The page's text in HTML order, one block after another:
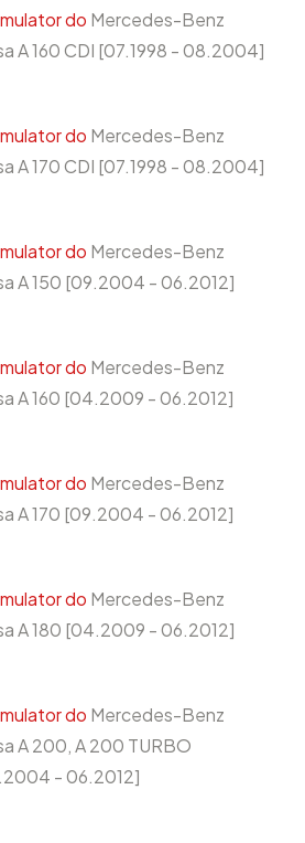
do Mercedes-Benz
A 160 CDI [07.1998 - 08.2004]
do Mercedes-Benz
A 170 CDI [07.1998 - 08.2004]
do Mercedes-Benz
A 150 [09.2004 - 06.2012]
do Mercedes-Benz
A 160 [04.2009 - 06.2012]
do Mercedes-Benz
A 170 [09.2004 - 06.2012]
do Mercedes-Benz
A 180 [04.2009 - 06.2012]
do Mercedes-Benz
A 200, A 200 TURBO
- 06.2012]